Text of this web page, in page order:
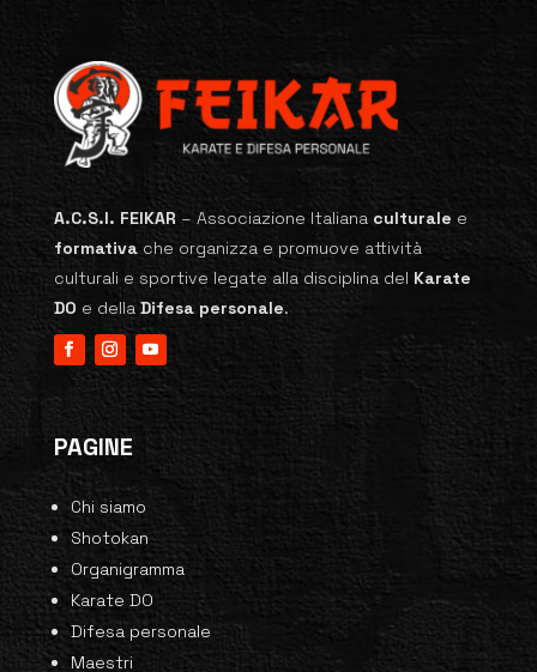
A.C.S.I. FEIKAR – Associazione Italiana culturale e
formativache organizza e promuove attività
culturali e sportive legate alla disciplina del Karate
DO e dellaDifesa personale.
PAGINE
Chi siamo
Shotokan
Organigramma
Karate DO
Difesa personale
Maestri